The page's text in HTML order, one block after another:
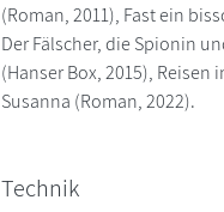
(Roman, 2011), Fast ein
Der Fälscher, die Spionin
(Hanser Box, 2015),
Susanna (Roman, 2022).
Technik